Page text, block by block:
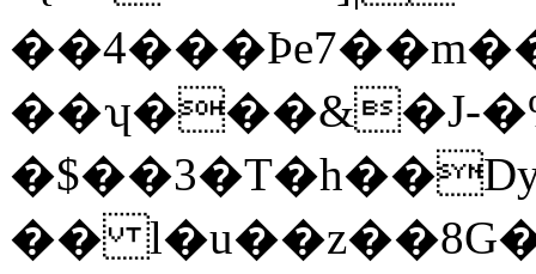
��ʮ���&�J-
��